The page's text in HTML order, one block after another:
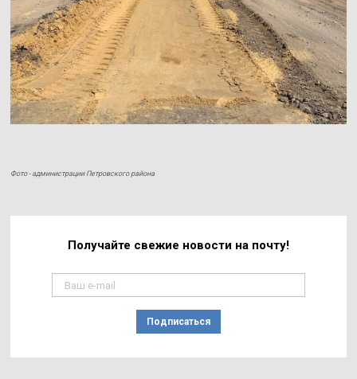
Фото - администрации Петровского района
Получайте свежие новости на почту!
Подписаться